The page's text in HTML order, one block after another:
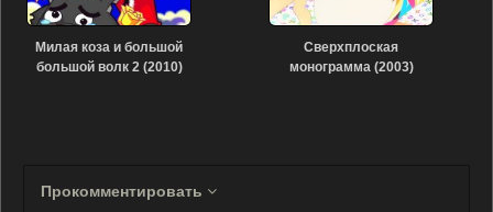
Милая коза и большой
большой волк 2 (2010)
Сверхплоская
монограмма (2003)
Прокомментировать